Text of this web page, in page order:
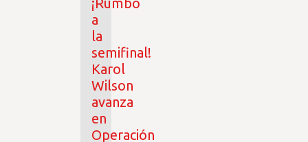
a
la
semifinal!
Karol
Wilson
avanza
en
Operación